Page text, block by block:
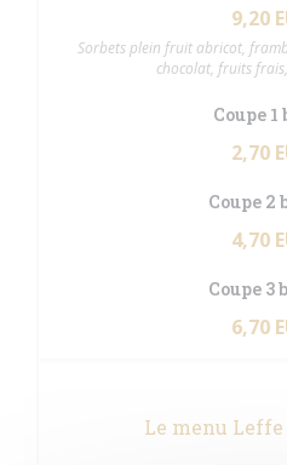
9,20
Sorbets plein fruit abricot,
chocolat, fruits
Coupe 1
2,70
Coupe 2
4,70
Coupe 3
6,70
Le menu Leffe